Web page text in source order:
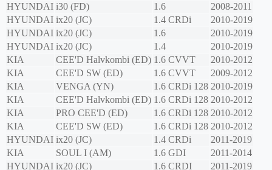
HYUNDAI i30 (FD) 1.6
2008-2011
HYUNDAI ix20 (JC) 1.4 CRDi
2010-2019
HYUNDAI ix20 (JC) 1.6
2010-2019
HYUNDAI ix20 (JC) 1.4
2010-2019
KIA
CEE'D Halvkombi (ED) 1.6 CVVT
2010-2012
KIA
CEE'D SW (ED) 1.6 CVVT
2009-2012
KIA
VENGA (YN) 1.6 CRDi 128 2010-2019
KIA
CEE'D Halvkombi (ED) 1.6 CRDi 128 2010-2012
KIA
PRO CEE'D (ED) 1.6 CRDi 128 2010-2012
KIA
CEE'D SW (ED) 1.6 CRDi 128 2010-2012
HYUNDAI ix20 (JC) 1.4 CRDi
2011-2019
KIA
SOUL I (AM) 1.6 GDI
2011-2014
HYUNDAI ix20 (JC) 1.6 CRDI 2011-2019